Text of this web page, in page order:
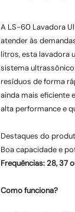
A LS-60 Lavadora
atender às
litros, esta lavadora
sistema ultrassônico
resíduos de forma
ainda mais eficiente
alta performance e
Destaques do
Boa capacidade e
Frequências: 28, 37
Como funciona?